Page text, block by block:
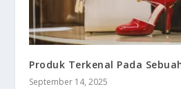
Produk Terkenal Pada
September 14, 2025